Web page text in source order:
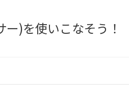
)を使いこなそう！